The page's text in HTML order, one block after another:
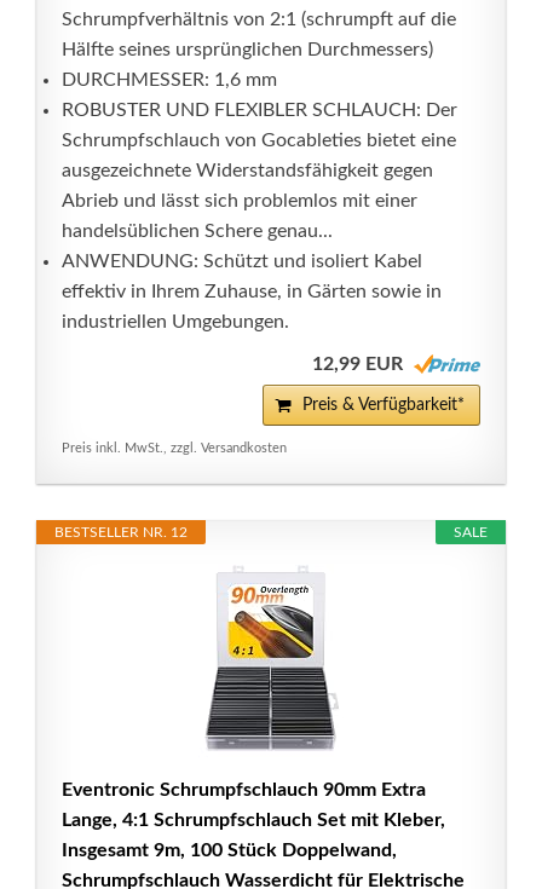
Schrumpfverhältnis von 2:1 (schrumpft auf die
Hälfte seines ursprünglichen Durchmessers)
DURCHMESSER: 1,6 mm
ROBUSTER UND FLEXIBLER SCHLAUCH: Der
Schrumpfschlauch von Gocableties bietet eine
ausgezeichnete Widerstandsfähigkeit gegen
Abrieb und lässt sich problemlos mit einer
handelsüblichen Schere genau...
ANWENDUNG: Schützt und isoliert Kabel
effektiv in Ihrem Zuhause, in Gärten sowie in
industriellen Umgebungen.
12,99 EUR
Preis & Verfügbarkeit*
Preis inkl. MwSt., zzgl. Versandkosten
SALE
BESTSELLER NR. 12
Eventronic Schrumpfschlauch 90mm Extra
Lange, 4:1 Schrumpfschlauch Set mit Kleber,
Insgesamt 9m, 100 Stück Doppelwand,
Schrumpfschlauch Wasserdicht für Elektrische